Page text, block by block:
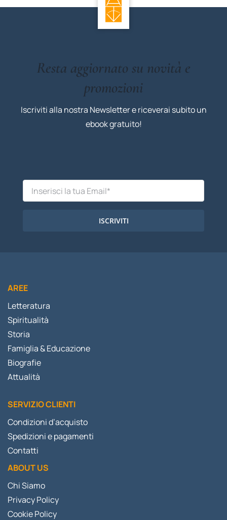
Resta aggiornato su novità e
promozioni
Iscriviti alla nostra Newsletter e riceverai subito un
ebook gratuito!
ISCRIVITI
AREE
Letteratura
Spiritualità
Storia
Famiglia & Educazione
Biografie
Attualità
SERVIZIO CLIENTI
Condizioni d’acquisto
Spedizioni e pagamenti
Contatti
ABOUT US
Chi Siamo
Privacy Policy
Cookie Policy